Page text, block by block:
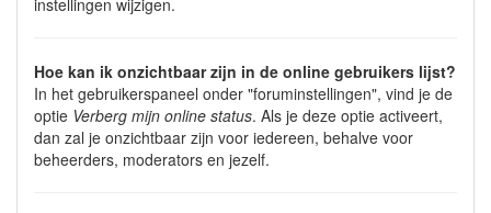
Hoe kan ik onzichtbaar zijn in de online gebruikers lijst?
In het gebruikerspaneel onder "foruminstellingen", vind je de
optie Verberg mijn online status. Als je deze optie activeert,
dan zal je onzichtbaar zijn voor iedereen, behalve voor
beheerders, moderators en jezelf.